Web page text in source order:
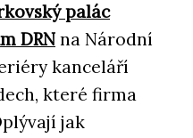
palác
DRN na Národní
kanceláří
které firma
jak